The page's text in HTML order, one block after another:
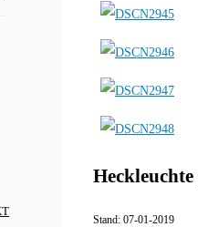
Stand: 07-01-2019